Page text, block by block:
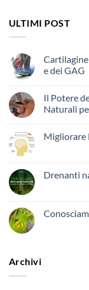
ULTIMI POST
e dei GAG
Il Potere
Naturali
Migliorare
Drenanti
Archivi